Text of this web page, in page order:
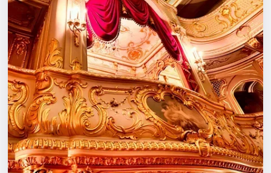
Города
Площадки
Артисты
Рейтинги